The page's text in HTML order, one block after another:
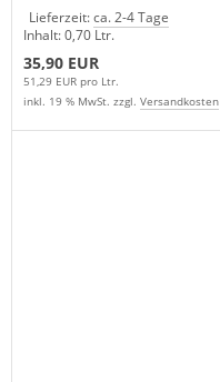
Lieferzeit:ca. 2-4 Tage
Inhalt: 0,70 Ltr.
35,90 EUR
51,29 EUR pro Ltr.
inkl. 19 % MwSt. zzgl. Versandkosten